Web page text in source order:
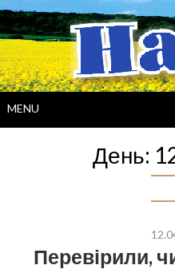
Skip
to
content
MENU
День:
Перевірили,